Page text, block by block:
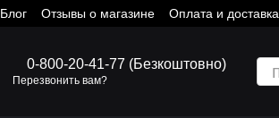
Блог Отзывы о магазине Оплата и доставка
0-800-20-41-77 (Безкоштовно)
Перезвонить вам?